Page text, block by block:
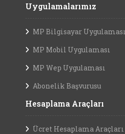
Uygulamalarımız
MP Bilgisayar Uygulaması
MP Mobil Uygulaması
MP Wep Uygulaması
Abonelik Başvurusu
Hesaplama Araçları
Ücret Hesaplama Araçları